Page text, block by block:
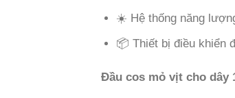
☀️ Hệ thống năng
📦 Thiết bị điều khiển
Đầu cos mỏ vịt cho dây